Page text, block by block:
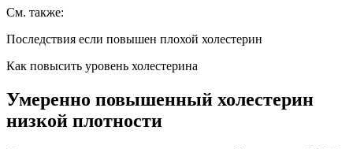
См. также:
Последствия если повышен плохой холестерин
Как повысить уровень холестерина
Умеренно повышенный холестерин
низкой плотности